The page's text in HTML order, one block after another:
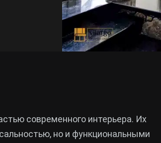
современного интерьера. Их
но и функциональными